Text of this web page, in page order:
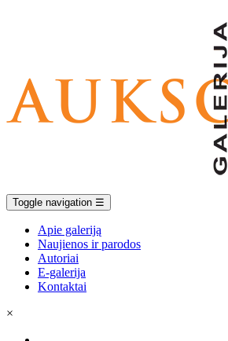
Toggle navigation ☰
Apie galeriją
Naujienos ir parodos
Autoriai
E-galerija
Kontaktai
×